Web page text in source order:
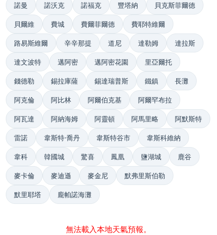
諾曼 諾沃克 諾福克 豐塔納 貝克斯菲爾德
貝爾維 費城 費爾菲爾德 費耶特維爾
路易斯維爾 辛辛那提 道尼 達勒姆 達拉斯
達文波特 邁阿密 邁阿密花園 里亞爾托
錢德勒 錫拉庫薩 錫達瑞普斯 鐵鎮 長灘
阿克倫 阿比林 阿爾伯克基 阿爾罕布拉
阿瓦達 阿納海姆 阿靈頓 阿馬里略 阿默斯特
雷諾 韋斯特·喬丹 韋斯特谷市 韋斯科維納
韋科 韓國城 驚喜 鳳凰 鹽湖城 鹿谷
麥卡倫 麥迪遜 麥金尼 默弗里斯伯勒
默里耶塔 龐帕諾海灘
無法載入本地天氣預報。